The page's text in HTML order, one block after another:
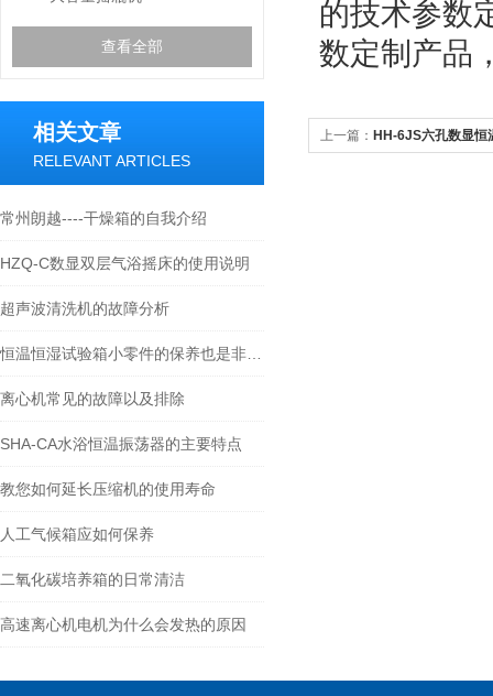
查看全部
相关文章
RELEVANT ARTICLES
常州朗越----干燥箱的自我介绍
HZQ-C数显双层气浴摇床的使用说明
超声波清洗机的故障分析
离心机常见的故障以及排除
SHA-CA水浴恒温振荡器的主要特点
教您如何延长压缩机的使用寿命
人工气候箱应如何保养
二氧化碳培养箱的日常清洁
高速离心机电机为什么会发热的原因
的技术参数
数定制产品
上一篇： HH-6JS六孔数显恒